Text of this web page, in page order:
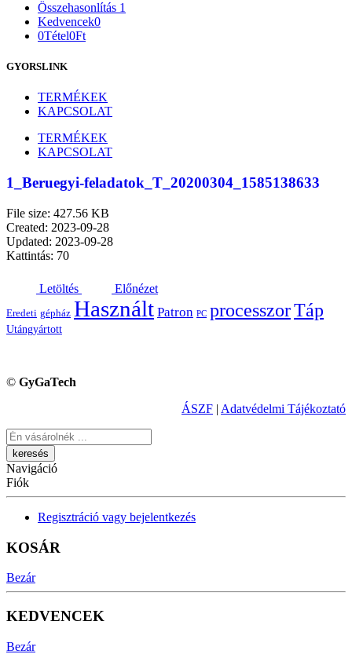
Összehasonlítás 1
Kedvencek0
0Tétel0Ft
GYORSLINK
TERMÉKEK
KAPCSOLAT
TERMÉKEK
KAPCSOLAT
1_Beruegyi-feladatok_T_20200304_1585138633
File size: 427.56 KB
Created: 2023-09-28
Updated: 2023-09-28
Kattintás: 70
Letöltés Előnézet
Eredeti gépház Használt Patron PC processzorTáp
Utángyártott
© GyGaTech
ÁSZF | Adatvédelmi Tájékoztató
Keresés
Navigáció
Fiók
Regisztráció vagy bejelentkezés
KOSÁR
Bezár
KEDVENCEK
Bezár